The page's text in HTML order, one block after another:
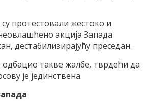
протестовали жестоко и
акција Запада
дестабилизирајућу преседан.
одбацио такве жалбе, тврдећи да
је јединствена.